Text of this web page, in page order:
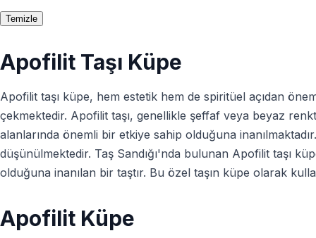
Temizle
Apofilit Taşı Küpe
Apofilit taşı küpe, hem estetik hem de spiritüel açıdan
çekmektedir. Apofilit taşı, genellikle şeffaf veya beyaz
alanlarında önemli bir etkiye sahip olduğuna
düşünülmektedir. Taş Sandığı'nda bulunan Apofilit taşı
olduğuna inanılan bir taştır. Bu özel taşın küpe olarak
Apofilit Küpe